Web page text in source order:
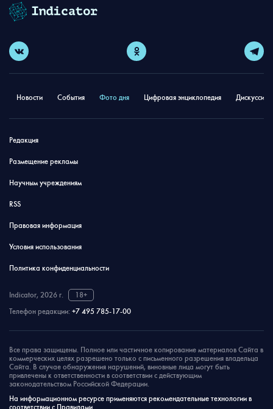
Новости События Фото дня Цифровая энциклопедия
Редакция
Размещение рекламы
Научным учреждениям
RSS
Правовая информация
Условия использования
Политика конфиденциальности
Indicator, 2026 г.
18+
Телефон редакции: +7 495 785-17-00
Все права защищены. Полное или частичное копирование материалов Сайта в
коммерческих целях разрешено только с письменного разрешения владельца
Сайта. В случае обнаружения нарушений, виновные лица могут быть
привлечены к ответственности в соответствии с действующим
законодательством Российской Федерации.
На информационном ресурсе применяются рекомендательные технологии в
соответствии с Правилами